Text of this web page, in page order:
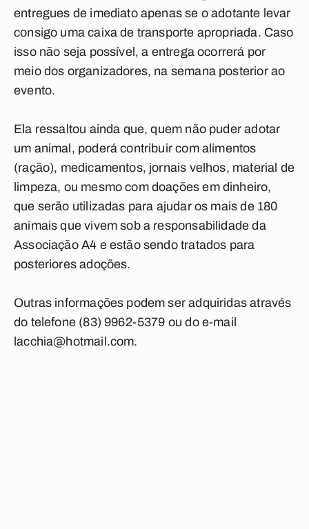
entregues de imediato apenas se o adotante levar
consigo uma caixa de transporte apropriada. Caso
isso não seja possível, a entrega ocorrerá por
meio dos organizadores, na semana posterior ao
evento.
Ela ressaltou ainda que, quem não puder adotar
um animal, poderá contribuir com alimentos
(ração), medicamentos, jornais velhos, material de
limpeza, ou mesmo com doações em dinheiro,
que serão utilizadas para ajudar os mais de 180
animais que vivem sob a responsabilidade da
Associação A4 e estão sendo tratados para
posteriores adoções.
Outras informações podem ser adquiridas através
do telefone (83) 9962-5379 ou do e-mail
lacchia@hotmail.com.